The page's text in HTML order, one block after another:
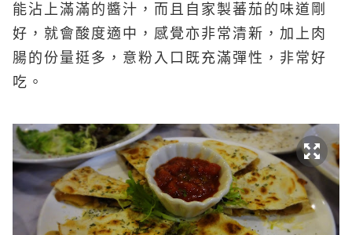
能沾上滿滿的醬汁，而且自家製蕃茄的味道剛
好，就會酸度適中，感覺亦非常清新，加上肉
腸的份量挺多，意粉入口既充滿彈性，非常好
吃。